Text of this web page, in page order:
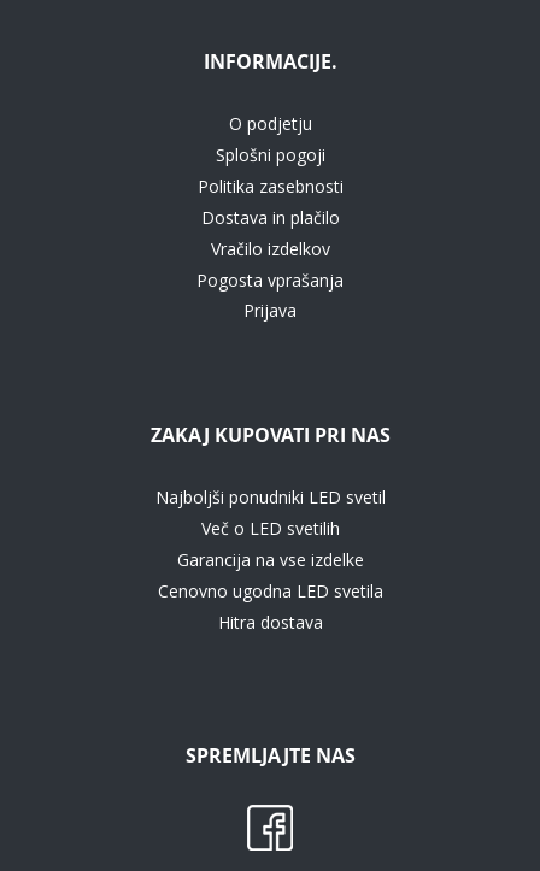
INFORMACIJE.
O podjetju
Splošni pogoji
Politika zasebnosti
Dostava in plačilo
Vračilo izdelkov
Pogosta vprašanja
Prijava
ZAKAJ KUPOVATI PRI NAS
Najboljši ponudniki LED svetil
Več o LED svetilih
Garancija na vse izdelke
Cenovno ugodna LED svetila
Hitra dostava
SPREMLJAJTE NAS